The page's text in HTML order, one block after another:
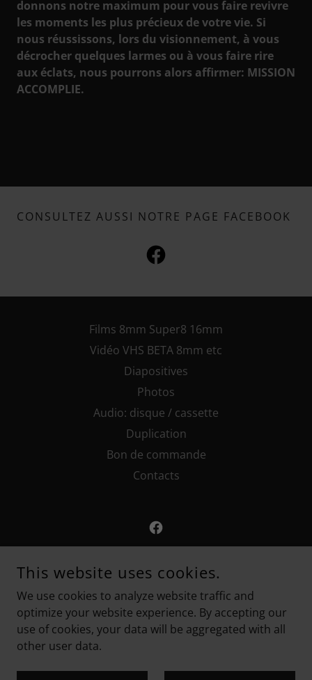
donnons notre maximum pour vous faire revivre
les moments les plus précieux de votre vie. Si
nous réussissons, lors du visionnement, à vous
décrocher quelques larmes ou à vous faire rire
aux éclats, nous pourrons alors affirmer: MISSION
ACCOMPLIE.
CONSULTEZ AUSSI NOTRE PAGE FACEBOOK
Films 8mm Super8 16mm
Vidéo VHS BETA 8mm etc
Diapositives
Photos
Audio: disque / cassette
Duplication
Bon de commande
Contacts
498 BOUL. FISET, SOREL-TRACY J3P 3R6
450-746-7432 SANS FRAIS 1-866-917-7432
COPYRIGHT © 2026 SONIMAGE CONCEPTEUR MEDIA - ALL
POWERED BY
This website uses cookies.
We use cookies to analyze website traffic and
optimize your website experience. By accepting our
use of cookies, your data will be aggregated with all
other user data.